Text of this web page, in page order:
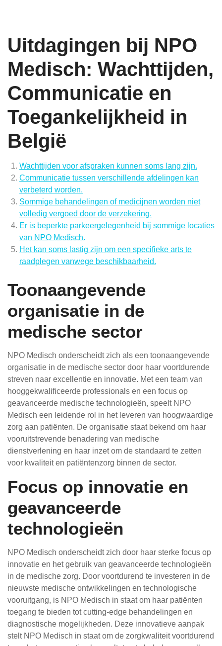
Uitdagingen bij NPO
Medisch: Wachttijden,
Communicatie en
Toegankelijkheid in
België
Wachttijden voor afspraken kunnen soms lang zijn.
Communicatie tussen verschillende afdelingen kan
verbeterd worden.
Sommige behandelingen of medicijnen worden niet
volledig vergoed door de verzekering.
Er is beperkte parkeergelegenheid bij sommige locaties
van NPO Medisch.
Het kan soms lastig zijn om een specifieke arts te
raadplegen vanwege beschikbaarheid.
Toonaangevende
organisatie in de
medische sector
NPO Medisch onderscheidt zich als een toonaangevende
organisatie in de medische sector door haar voortdurende
streven naar excellentie en innovatie. Met een team van
hooggekwalificeerde professionals en een focus op
geavanceerde medische technologieën, speelt NPO
Medisch een leidende rol in het leveren van hoogwaardige
zorg aan patiënten. De organisatie staat bekend om haar
vooruitstrevende benadering van medische
dienstverlening en haar inzet om de standaard te zetten
voor kwaliteit en patiëntenzorg binnen de sector.
Focus op innovatie en
geavanceerde
technologieën
NPO Medisch onderscheidt zich door haar sterke focus op
innovatie en het gebruik van geavanceerde technologieën
in de medische zorg. Door voortdurend te investeren in de
nieuwste medische ontwikkelingen en technologische
vooruitgang, is NPO Medisch in staat om haar patiënten
toegang te bieden tot cutting-edge behandelingen en
diagnostische mogelijkheden. Deze innovatieve aanpak
stelt NPO Medisch in staat om de zorgkwaliteit voortdurend